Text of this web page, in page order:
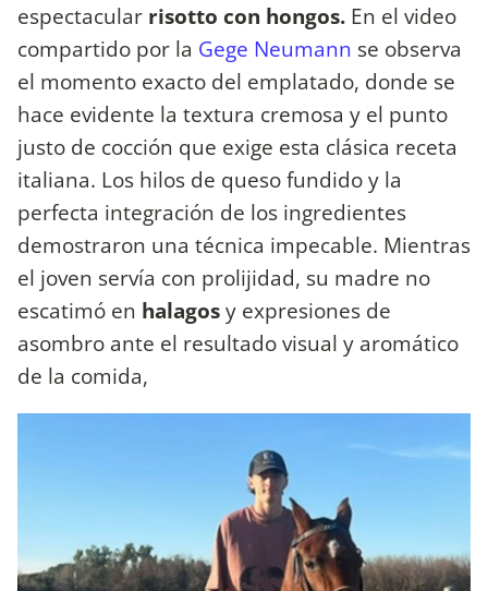
espectacular risotto con hongos. En el video
compartido por la Gege Neumann se observa
el momento exacto del emplatado, donde se
hace evidente la textura cremosa y el punto
justo de cocción que exige esta clásica receta
italiana. Los hilos de queso fundido y la
perfecta integración de los ingredientes
demostraron una técnica impecable. Mientras
el joven servía con prolijidad, su madre no
escatimó en halagosy expresiones de
asombro ante el resultado visual y aromático
de la comida,